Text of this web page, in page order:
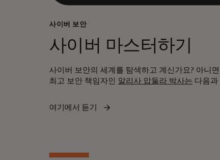
사이버 보안
사이버 마스터하기
사이버 보안의 세계를 탐색하고 계신가요? 아니
최고 보안 책임자인 알리사 압둘라 박사는 다음
여기에서 듣기